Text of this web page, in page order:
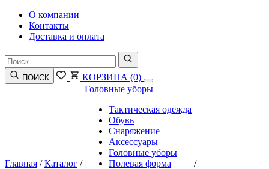
О компании
Контакты
Доставка и оплата
ПОИСК КОРЗИНА (0)
Главная /Каталог /
Головные уборы
Тактическая одежда
Обувь
Снаряжение
Аксессуары
Головные уборы
Полевая форма
/